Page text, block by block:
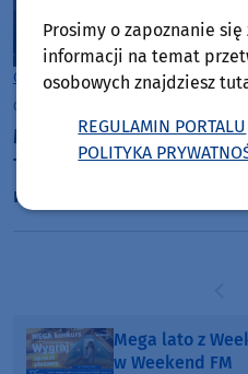
Gmina Czersk
czwartek, 6 sierpnia 2026, 07:37
Most we Wiecku
Trwa szukanie
montaż bramownicy
Mega lato z
w Weekend FM
Prosimy o zapoznanie
informacji na temat
osobowych znajdziesz
REGULAMIN PORTALU
POLITYKA